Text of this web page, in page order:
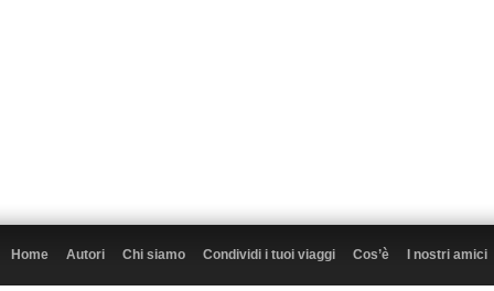
Home Autori Chi siamo Condividi i tuoi viaggi Cos’è I nostri amici